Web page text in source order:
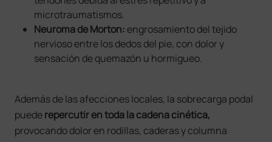
microtraumatismos.
Neuroma de Morton: engrosamiento del tejido
nervioso entre los dedos del pie, con dolor y
sensación de quemazón u hormigueo.
Además de las afecciones locales, la sobrecarga podal
puederepercutir en toda la cadena cinética,
provocando dolor en rodillas, caderas y columna